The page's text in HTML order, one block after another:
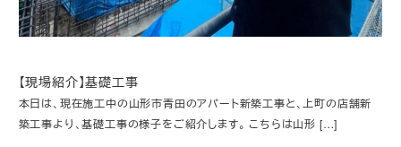
【現場紹介】基礎工事
本日は、現在施工中の山形市青田のアパート新築工事と、上町の店舗新
築工事より、基礎工事の様子をご紹介します。 こちらは山形 […]